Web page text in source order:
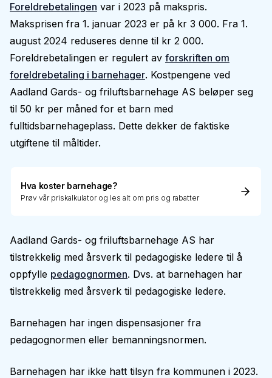
Foreldrebetalingen var i 2023 på makspris.
Maksprisen fra 1. januar 2023 er på kr 3 000. Fra 1.
august 2024 reduseres denne til kr 2 000.
Foreldrebetalingen er regulert av forskriften om
foreldrebetaling i barnehager. Kostpengene ved
Aadland Gards- og friluftsbarnehage AS beløper seg
til 50 kr per måned for et barn med
fulltidsbarnehageplass. Dette dekker de faktiske
utgiftene til måltider.
Hva koster barnehage?
Prøv vår priskalkulator og les alt om pris og rabatter
Aadland Gards- og friluftsbarnehage AS har
tilstrekkelig med årsverk til pedagogiske ledere til å
oppfylle pedagognormen. Dvs. at barnehagen har
tilstrekkelig med årsverk til pedagogiske ledere.
Barnehagen har ingen dispensasjoner fra
pedagognormen eller bemanningsnormen.
Barnehagen har ikke hatt tilsyn fra kommunen i 2023.